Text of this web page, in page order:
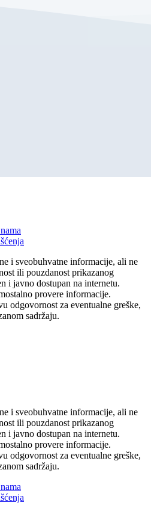
i sveobuhvatne informacije, ali ne
ili pouzdanost prikazanog
i javno dostupan na internetu.
provere informacije.
odgovornost za eventualne greške,
sadržaju.
i sveobuhvatne informacije, ali ne
ili pouzdanost prikazanog
i javno dostupan na internetu.
provere informacije.
odgovornost za eventualne greške,
sadržaju.